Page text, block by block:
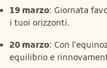
19 marzo: Giornata
i tuoi orizzonti.
20 marzo: Con
equilibrio e